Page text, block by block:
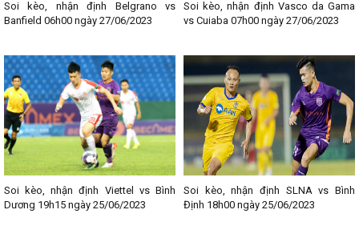
- Lịch thi đấu La Liga
- Lịch thi đấu Bundesliga
- Lịch thi đấu V - League
- Lịch thi đấu Cup C1
Soi kèo, nhận định Belgrano vs
Banfield 06h00 ngày 27/06/2023
Soi kèo, nhận định Vasco da Gama
vs Cuiaba 07h00 ngày 27/06/2023
Soi kèo, nhận định Viettel vs Bình
Dương 19h15 ngày 25/06/2023
Soi kèo, nhận định SLNA vs Bình
Định 18h00 ngày 25/06/2023